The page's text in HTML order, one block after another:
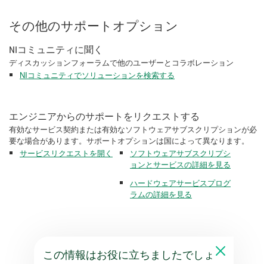
その他のサポートオプション
NIコミュニティに聞く
ディスカッションフォーラムで他のユーザーとコラボレーション
NIコミュニティでソリューションを検索する
エンジニアからのサポートをリクエストする
有効なサービス契約または有効なソフトウェアサブスクリプションが必
要な場合があります。サポートオプションは国によって異なります。
サービスリクエストを開く
ソフトウェアサブスクリプシ
ョンとサービスの詳細を見る
ハードウェアサービスプログ
ラムの詳細を見る
この情報はお役に立ちましたでしょ